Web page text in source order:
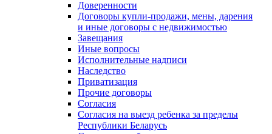
Доверенности
Договоры купли-продажи, мены, дарения
и иные договоры с недвижимостью
Завещания
Иные вопросы
Исполнительные надписи
Наследство
Приватизация
Прочие договоры
Согласия
Согласия на выезд ребенка за пределы
Республики Беларусь